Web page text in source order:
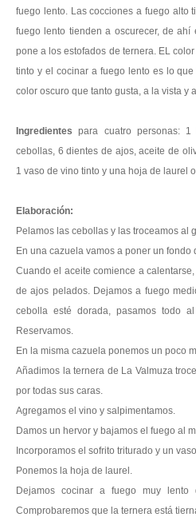
fuego lento. Las cocciones a fuego alto
fuego lento tienden a oscurecer, de
pone a los estofados de ternera. EL
tinto y el cocinar a fuego lento es lo
color oscuro que tanto gusta, a la vista y
Ingredientes para cuatro personas:
cebollas, 6 dientes de ajos, aceite de
1 vaso de vino tinto y una hoja de laurel
Elaboración:
Pelamos las cebollas y las troceamos al
En una cazuela vamos a poner un
Cuando el aceite comience a
de ajos pelados. Dejamos a fuego
cebolla esté dorada, pasamos todo
Reservamos.
En la misma cazuela ponemos un poco
Añadimos la ternera de La Valmuza
por todas sus caras.
Agregamos el vino y salpimentamos.
Damos un hervor y bajamos el fuego al
Incorporamos el sofrito triturado y un
Ponemos la hoja de laurel.
Dejamos cocinar a fuego muy
Comprobaremos que la ternera está